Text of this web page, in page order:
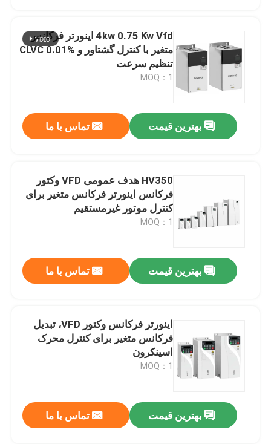
4kw 0.75 Kw Vfd اینورتر فرکانس
متغیر با کنترل گشتاور و CLVC 0.01%
تنظیم سرعت
MOQ：1
بهترین قیمت تماس با ما
HV350 هدف عمومی VFD وکتور
فرکانس اینورتر فرکانس متغیر برای
کنترل موتور غیرمستقیم
MOQ：1
بهترین قیمت تماس با ما
اینورتر فرکانس وکتور VFD، تبدیل
فرکانس متغیر برای کنترل محرک
اسینکرون
MOQ：1
بهترین قیمت تماس با ما